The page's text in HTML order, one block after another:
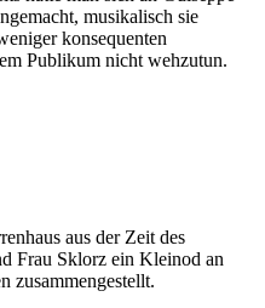
musikalisch sie
konsequenten
Publikum nicht wehzutun.
aus der Zeit des
Frau Sklorz ein Kleinod an
zusammengestellt.